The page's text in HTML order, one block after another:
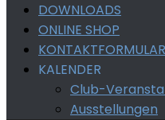
DOWNLOADS
ONLINE SHOP
KONTAKTFORMULAR
KALENDER
Club-
Ausstellungen